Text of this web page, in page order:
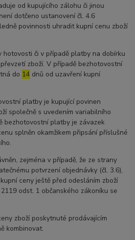
od kupujícího zálohu či jinou
dotčeno ustanovení čl. 4.6
povinnosti uhradit kupní cenu zboží
či v případě platby na dobírku
zboží. V případě bezhotovostní
do 14 dnů od uzavření kupní
platby je kupující povinen
společně s uvedením variabilního
bezhotovostní platby je závazek
splněn okamžikem připsání příslušné
zejména v případě, že ze strany
potvrzení objednávky (čl. 3.6),
ceny ještě před odesláním zboží
odst. 1 občanského zákoníku se
zboží poskytnuté prodávajícím
kombinovat.